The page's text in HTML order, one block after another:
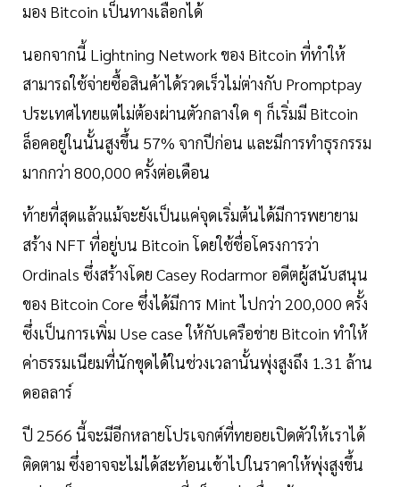
มอง Bitcoin เป็นทางเลือกได้
นอกจากนี้ Lightning Network ของ Bitcoin ที่ทำให้
สามารถใช้จ่ายซื้อสินค้าได้รวดเร็วไม่ต่างกับ Promptpay
ประเทศไทยแต่ไม่ต้องผ่านตัวกลางใด ๆ ก็เริ่มมี Bitcoin
ล็อคอยู่ในนั้นสูงขึ้น 57% จากปีก่อน และมีการทำธุรกรรม
มากกว่า 800,000 ครั้งต่อเดือน
ท้ายที่สุดแล้วแม้จะยังเป็นแค่จุดเริ่มต้นได้มีการพยายาม
สร้าง NFT ที่อยู่บน Bitcoin โดยใช้ชื่อโครงการว่า
Ordinals ซึ่งสร้างโดย Casey Rodarmor อดีตผู้สนับสนุน
ของ Bitcoin Core ซึ่งได้มีการ Mint ไปกว่า 200,000 ครั้ง
ซึ่งเป็นการเพิ่ม Use case ให้กับเครือข่าย Bitcoin ทำให้
ค่าธรรมเนียมที่นักขุดได้ในช่วงเวลานั้นพุ่งสูงถึง 1.31 ล้าน
ดอลลาร์
ปี 2566 นี้จะมีอีกหลายโปรเจกต์ที่ทยอยเปิดตัวให้เราได้
ติดตาม ซึ่งอาจจะไม่ได้สะท้อนเข้าไปในราคาให้พุ่งสูงขึ้น